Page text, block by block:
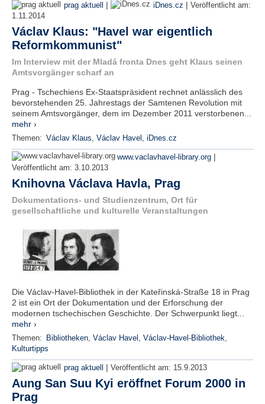
prag aktuell | iDnes.cz | Veröffentlicht am:
1.11.2014
Václav Klaus: "Havel war eigentlich
Reformkommunist"
Im Interview mit der Mladá fronta Dnes geht Klaus seinen
Amtsvorgänger scharf an
Prag - Tschechiens Ex-Staatspräsident rechnet anlässlich des
bevorstehenden 25. Jahrestags der Samtenen Revolution mit
seinem Amtsvorgänger, dem im Dezember 2011 verstorbenen...
mehr ›
Themen: Václav Klaus, Václav Havel , iDnes.cz
www.vaclavhavel-library.org |
Veröffentlicht am: 3.10.2013
Knihovna Václava Havla, Prag
Dokumentations- und Studienzentrum, Ort für
gesellschaftliche und kulturelle Veranstaltungen
Die Václav-Havel-Bibliothek in der Kateřinská-Straße 18 in Prag
2 ist ein Ort der Dokumentation und der Erforschung der
modernen tschechischen Geschichte. Der Schwerpunkt liegt...
mehr ›
Themen: Bibliotheken, Václav Havel , Václav-Havel-Bibliothek,
Kulturtipps
prag aktuell | Veröffentlicht am: 15.9.2013
Aung San Suu Kyi eröffnet Forum 2000 in
Prag